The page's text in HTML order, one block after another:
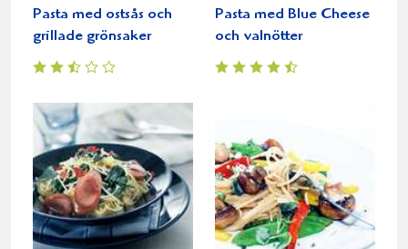
Pasta med ostsås och
grillade grönsaker
Pasta med Blue Cheese
och valnötter